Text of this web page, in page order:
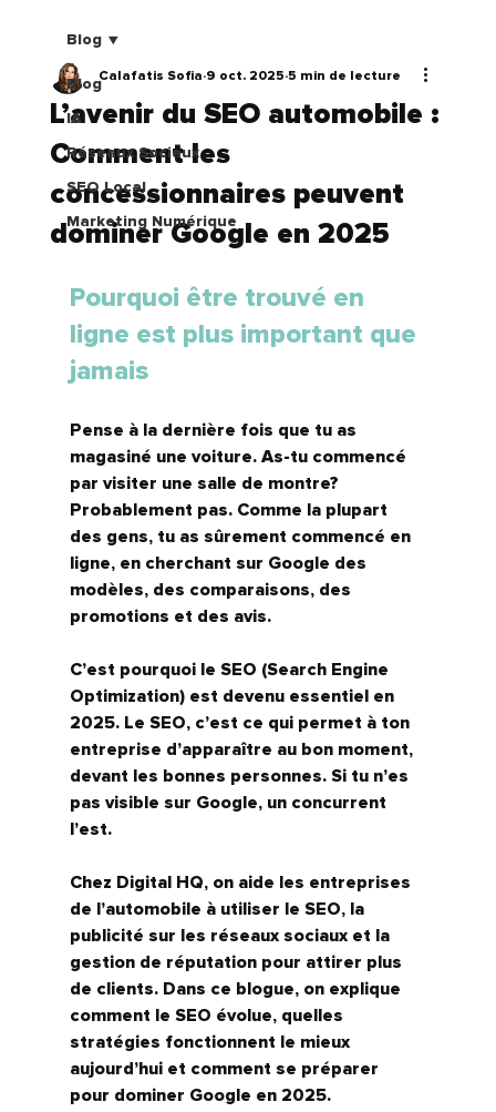
Blog
IA
Réseaux Sociaux
SEO Local
Marketing Numérique
Blog
L’avenir du SEO automobile :
Comment les
concessionnaires peuvent
dominer Google en 2025
Calafatis Sofia 9 oct. 2025 5 min de lecture
Pourquoi être trouvé en
ligne est plus important que
jamais
Pense à la dernière fois que tu as
magasiné une voiture. As-tu commencé
par visiter une salle de montre?
Probablement pas. Comme la plupart
des gens, tu as sûrement commencé en
ligne, en cherchant sur Google des
modèles, des comparaisons, des
promotions et des avis.
C’est pourquoi le SEO (Search Engine
Optimization) est devenu essentiel en
2025. Le SEO, c’est ce qui permet à ton
entreprise d’apparaître au bon moment,
devant les bonnes personnes. Si tu n’es
pas visible sur Google, un concurrent
l’est.
Chez Digital HQ, on aide les entreprises
de l’automobile à utiliser le SEO, la
publicité sur les réseaux sociaux et la
gestion de réputation pour attirer plus
de clients. Dans ce blogue, on explique
comment le SEO évolue, quelles
stratégies fonctionnent le mieux
aujourd’hui et comment se préparer
pour dominer Google en 2025.